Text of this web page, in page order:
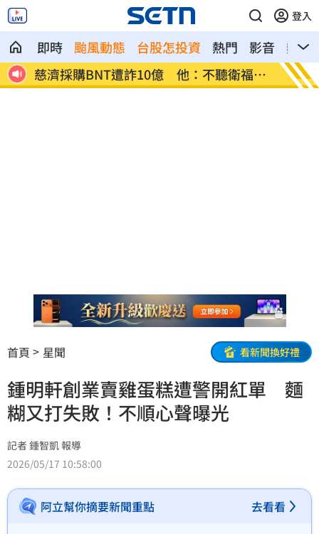
登入
即時 颱風動態 台股怎投資 熱門 影音
熱搜
災
慈濟採購BNT遭詐10億 他：不聽衛福部
勸
蔡英
首頁 星聞 看新聞換好禮
鍾明軒創業賣雞蛋糕遭警開紅單 麵
糊又打失敗！不順心聲曝光
記者 鍾智凱 報導
2026/05/17 10:58:00
阿立幫你摘要新聞重點 去看看